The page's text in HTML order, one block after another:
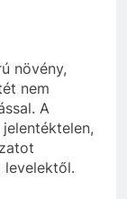
növény,
nem
A